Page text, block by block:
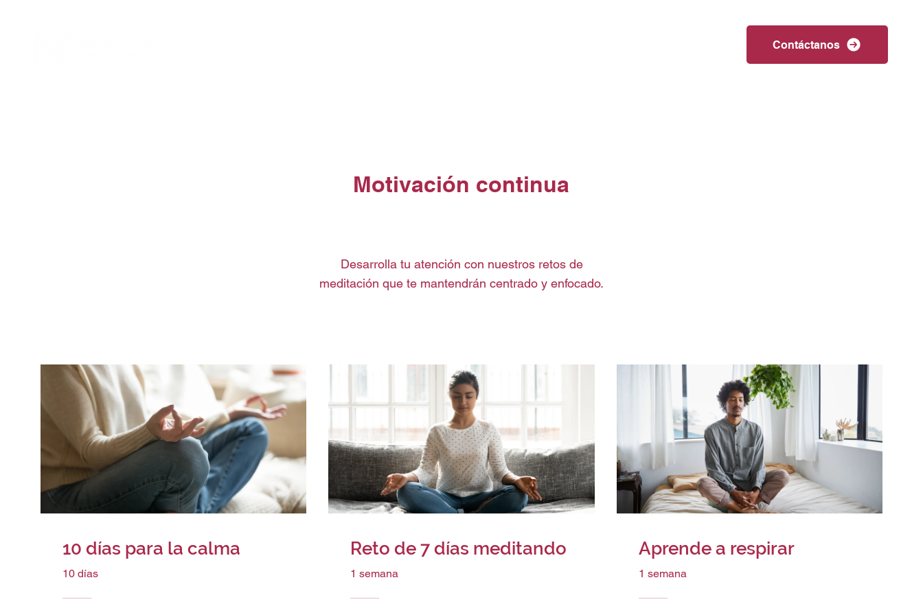
Contáctanos
Motivación continua
Desarrolla tu atención con nuestros retos de
meditación que te mantendrán centrado y enfocado.
10 días para la calma
10 días
Reto de 7 días meditando
1 semana
Aprende a respirar
1 semana